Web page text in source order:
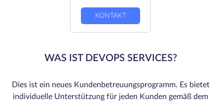
KONTAKT
WAS IST DEVOPS SERVICES?
Dies ist ein neues Kundenbetreuungsprogramm. Es bietet
individuelle Unterstützung für jeden Kunden gemäß dem